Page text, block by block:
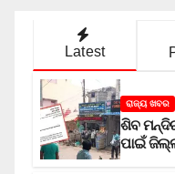
Latest
ରାଜ୍ୟ ଖବର
ଶିବ
ପାଇଁ